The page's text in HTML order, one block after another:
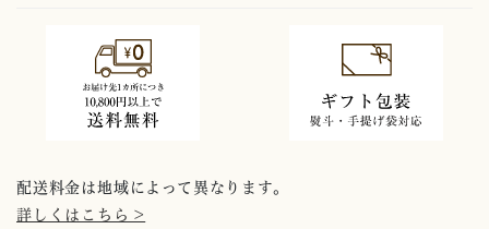
配送料金は地域によって異なります。
詳しくはこちら >